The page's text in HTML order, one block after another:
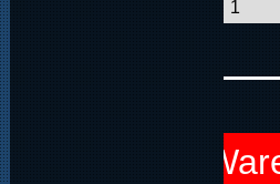
In den